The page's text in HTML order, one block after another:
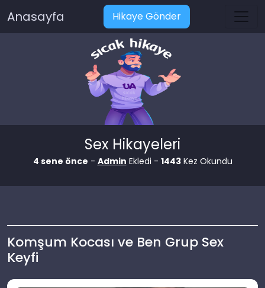
Anasayfa Hikaye Gönder
Sex Hikayeleri
4 sene önce - Admin Ekledi - 1443Kez Okundu
Komşum Kocası ve Ben Grup Sex
Keyfi